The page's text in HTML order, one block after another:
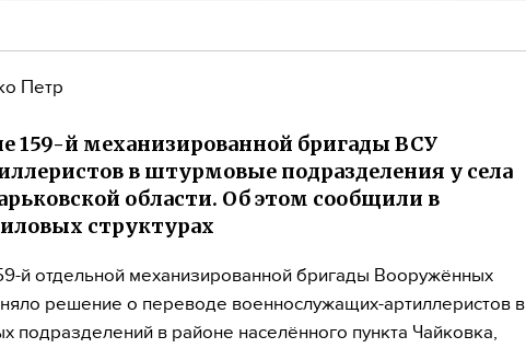
Петр
159-й механизированной бригады ВСУ
в штурмовые подразделения у села
области. Об этом сообщили в
структурах
й отдельной механизированной бригады Вооружённых
решение о переводе военнослужащих-артиллеристов в
подразделений в районе населённого пункта Чайковка,